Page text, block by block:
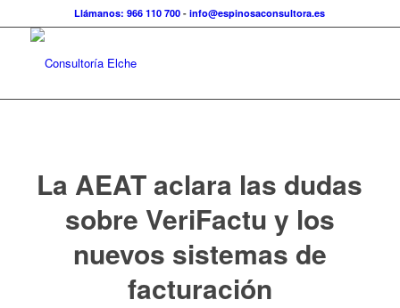
Llámanos: 966 110 700 -info@espinosaconsultora.es
La AEAT aclara las dudas
sobre VeriFactu y los
nuevos sistemas de
facturación